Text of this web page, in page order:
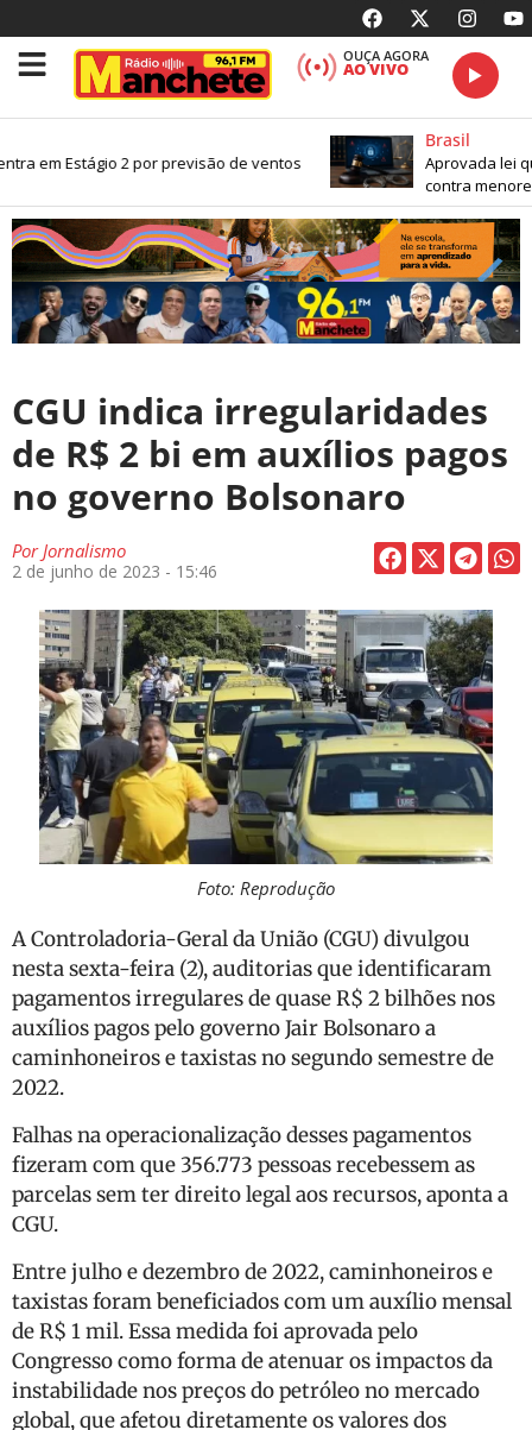
OUÇA AGORA
AO VIVO
em Estágio 2 por previsão de ventos
Brasil
Aprovada lei
contra
CGU indica irregularidades
de R$ 2 bi em auxílios pagos
no governo Bolsonaro
PorJornalismo
2 de junho de 2023 - 15:46
Foto: Reprodução
A Controladoria-Geral da União (CGU) divulgou
nesta sexta-feira (2), auditorias que identificaram
pagamentos irregulares de quase R$ 2 bilhões nos
auxílios pagos pelo governo Jair Bolsonaro a
caminhoneiros e taxistas no segundo semestre de
2022.
Falhas na operacionalização desses pagamentos
fizeram com que 356.773 pessoas recebessem as
parcelas sem ter direito legal aos recursos, aponta a
CGU.
Entre julho e dezembro de 2022, caminhoneiros e
taxistas foram beneficiados com um auxílio mensal
de R$ 1 mil. Essa medida foi aprovada pelo
Congresso como forma de atenuar os impactos da
instabilidade nos preços do petróleo no mercado
global, que afetou diretamente os valores dos